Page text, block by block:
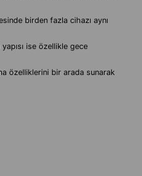
birden fazla cihazı aynı
ise özellikle gece
özelliklerini bir arada sunarak